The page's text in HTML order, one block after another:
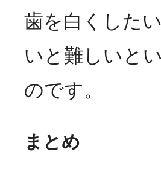
歯を白くした
いと難しいと
のです。
まとめ